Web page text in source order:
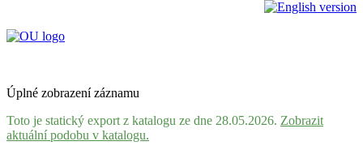
Úplné zobrazení záznamu
Toto je statický export z katalogu ze dne 28.05.2026. Zobrazit
aktuální podobu v katalogu.